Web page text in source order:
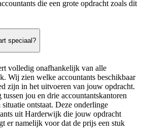
die een grote opdracht zoals dit
speciaal?
volledig onafhankelijk van alle
Wij zien welke accountants beschikbaar
zijn in het uitvoeren van jouw opdracht.
jou en drie accountantskantoren
ontstaat. Deze onderlinge
uit Harderwijk die jouw opdracht
er namelijk voor dat de prijs een stuk